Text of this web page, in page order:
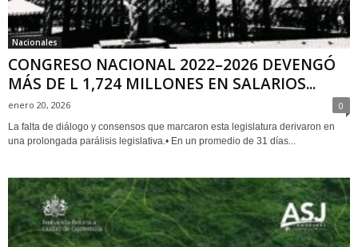
Nacionales
CONGRESO NACIONAL 2022–2026 DEVENGÓ
MÁS DE L 1,724 MILLONES EN SALARIOS...
enero 20, 2026 0
La falta de diálogo y consensos que marcaron esta legislatura derivaron en
una prolongada parálisis legislativa.• En un promedio de 31 días...